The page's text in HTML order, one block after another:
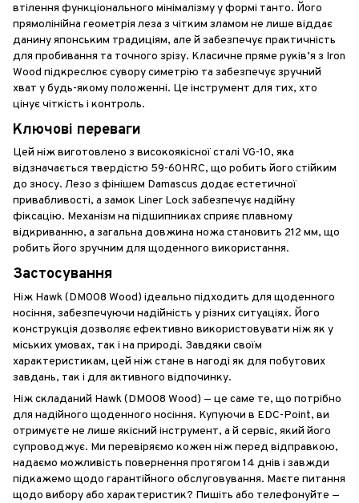
втілення функціонального мінімалізму у формі танто. Його
прямолінійна геометрія леза з чітким зламом не лише віддає
данину японським традиціям, але й забезпечує практичність
для пробивання та точного зрізу. Класичне пряме руків’я з Iron
Wood підкреслює сувору симетрію та забезпечує зручний
хват у будь-якому положенні. Це інструмент для тих, хто
цінує чіткість і контроль.
Ключові переваги
Цей ніж виготовлено з високоякісної сталі VG-10, яка
відзначається твердістю 59-60HRC, що робить його стійким
до зносу. Лезо з фінішем Damascus додає естетичної
привабливості, а замок Liner Lock забезпечує надійну
фіксацію. Механізм на підшипниках сприяє плавному
відкриванню, а загальна довжина ножа становить 212 мм, що
робить його зручним для щоденного використання.
Застосування
Ніж Hawk (DM008 Wood) ідеально підходить для щоденного
носіння, забезпечуючи надійність у різних ситуаціях. Його
конструкція дозволяє ефективно використовувати ніж як у
міських умовах, так і на природі. Завдяки своїм
характеристикам, цей ніж стане в нагоді як для побутових
завдань, так і для активного відпочинку.
Ніж складаний Hawk (DM008 Wood) — це саме те, що потрібно
для надійного щоденного носіння. Купуючи в EDC-Point, ви
отримуєте не лише якісний інструмент, а й сервіс, який його
супроводжує. Ми перевіряємо кожен ніж перед відправкою,
надаємо можливість повернення протягом 14 днів і завжди
підкажемо щодо гарантійного обслуговування. Маєте питання
щодо вибору або характеристик? Пишіть або телефонуйте —